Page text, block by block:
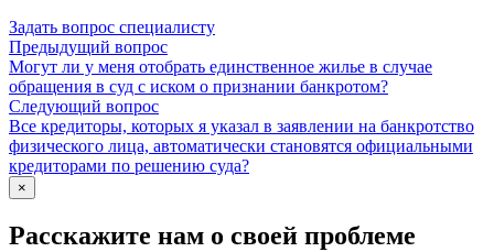
Задать вопрос специалисту
Предыдущий вопрос
Могут ли у меня отобрать единственное жилье в случае
обращения в суд с иском о признании банкротом?
Следующий вопрос
Все кредиторы, которых я указал в заявлении на банкротство
физического лица, автоматически становятся официальными
кредиторами по решению суда?
×
Расскажите нам о своей проблеме